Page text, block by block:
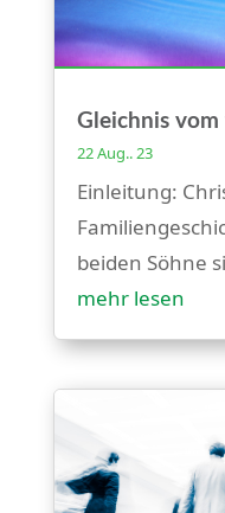
Gleichnis
22 Aug.. 23
Einleitung:
beiden Söhne
mehr lesen